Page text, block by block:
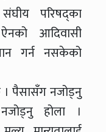
परिषद्का
आदिवासी
गर्न नसकेको
। पैसासँग नजोड्नु
होला ।